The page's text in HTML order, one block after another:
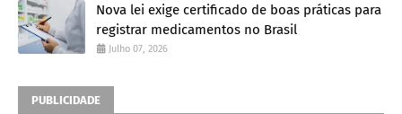
Nova lei exige certificado de boas práticas para
registrar medicamentos no Brasil
Julho 07, 2026
PUBLICIDADE